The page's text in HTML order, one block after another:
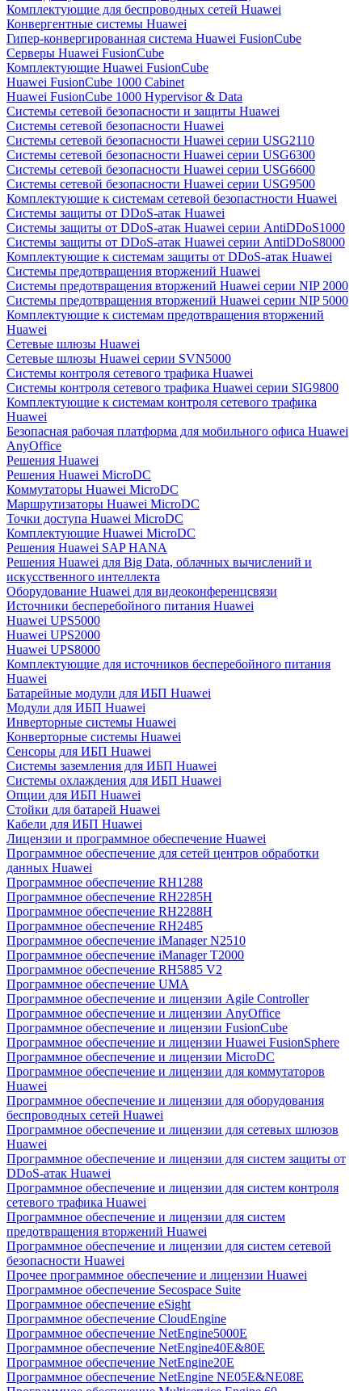
Комплектующие для беспроводных сетей Huawei
Конвергентные системы Huawei
Гипер-конвергированная система Huawei FusionCube
Серверы Huawei FusionCube
Комплектующие Huawei FusionCube
Huawei FusionCube 1000 Cabinet
Huawei FusionCube 1000 Hypervisor & Data
Системы сетевой безопасности и защиты Huawei
Системы сетевой безопасности Huawei
Системы сетевой безопасности Huawei серии USG2110
Системы сетевой безопасности Huawei серии USG6300
Системы сетевой безопасности Huawei серии USG6600
Системы сетевой безопасности Huawei серии USG9500
Комплектующие к системам сетевой безопастности Huawei
Системы защиты от DDoS-атак Huawei
Системы защиты от DDoS-атак Huawei серии AntiDDoS1000
Системы защиты от DDoS-атак Huawei серии AntiDDoS8000
Комплектующие к системам защиты от DDoS-атак Huawei
Системы предотвращения вторжений Huawei
Системы предотвращения вторжений Huawei серии NIP 2000
Системы предотвращения вторжений Huawei серии NIP 5000
Комплектующие к системам предотвращения вторжений
Huawei
Сетевые шлюзы Huawei
Сетевые шлюзы Huawei серии SVN5000
Системы контроля сетевого трафика Huawei
Системы контроля сетевого трафика Huawei серии SIG9800
Комплектующие к системам контроля сетевого трафика
Huawei
Безопасная рабочая платформа для мобильного офиса Huawei
AnyOffice
Решения Huawei
Решения Huawei MicroDC
Коммутаторы Huawei MicroDC
Маршрутизаторы Huawei MicroDC
Точки доступа Huawei MicroDC
Комплектующие Huawei MicroDC
Решения Huawei SAP HANA
Решения Huawei для Big Data, облачных вычислений и
искусственного интеллекта
Оборудование Huawei для видеоконференцсвязи
Источники бесперебойного питания Huawei
Huawei UPS5000
Huawei UPS2000
Huawei UPS8000
Комплектующие для источников бесперебойного питания
Huawei
Батарейные модули для ИБП Huawei
Модули для ИБП Huawei
Инверторные системы Huawei
Конверторные системы Huawei
Сенсоры для ИБП Huawei
Системы заземления для ИБП Huawei
Системы охлаждения для ИБП Huawei
Опции для ИБП Huawei
Стойки для батарей Huawei
Кабели для ИБП Huawei
Лицензии и программное обеспечение Huawei
Программное обеспечение для сетей центров обработки
данных Huawei
Программное обеспечение RH1288
Программное обеспечение RH2285H
Программное обеспечение RH2288H
Программное обеспечение RH2485
Программное обеспечение iManager N2510
Программное обеспечение iManager T2000
Программное обеспечение RH5885 V2
Программное обеспечение UMA
Программное обеспечение и лицензии Agile Controller
Программное обеспечение и лицензии AnyOffice
Программное обеспечение и лицензии FusionCube
Программное обеспечение и лицензии Huawei FusionSphere
Программное обеспечение и лицензии MicroDC
Программное обеспечение и лицензии для коммутаторов
Huawei
Программное обеспечение и лицензии для оборудования
беспроводных сетей Huawei
Программное обеспечение и лицензии для сетевых шлюзов
Huawei
Программное обеспечение и лицензии для систем защиты от
DDoS-атак Huawei
Программное обеспечение и лицензии для систем контроля
сетевого трафика Huawei
Программное обеспечение и лицензии для систем
предотвращения вторжений Huawei
Программное обеспечение и лицензии для систем сетевой
безопасности Huawei
Прочее программное обеспечение и лицензии Huawei
Программное обеспечение Secospace Suite
Программное обеспечение eSight
Программное обеспечение CloudEngine
Программное обеспечение NetEngine5000E
Программное обеспечение NetEngine40E&80E
Программное обеспечение NetEngine20E
Программное обеспечение NetEngine NE05E&NE08E